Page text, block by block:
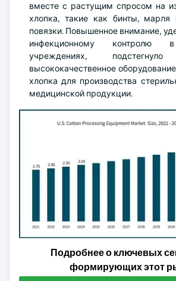
вместе с растущим спросом на
хлопка, такие как бинты, марля
повязки. Повышенное внимание,
инфекционному контролю
учреждениях,
высококачественное
хлопка для производства
медицинской продукции.
Подробнее о ключевых
формирующих этот